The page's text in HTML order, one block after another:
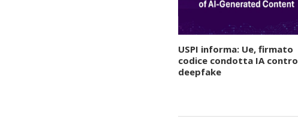
USPI informa: Ue, firmato
codice condotta IA contro
deepfake